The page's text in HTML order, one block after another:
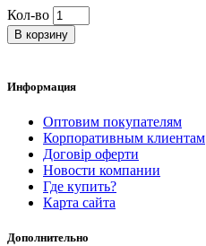
Кол-во
В корзину
Информация
Оптовим покупателям
Корпоративным клиентам
Договір оферти
Новости компании
Где купить?
Карта сайта
Дополнительно